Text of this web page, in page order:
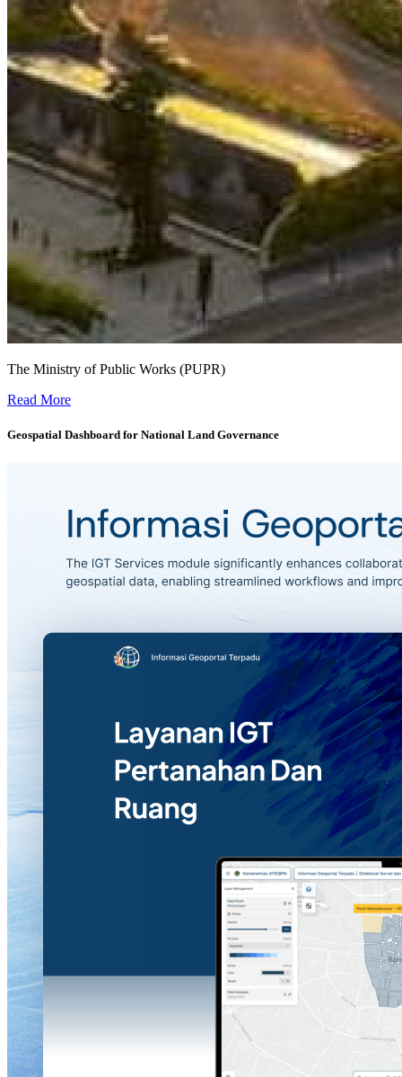
The Ministry of Public Works (PUPR)
City Information Modelling (CIM) -
Read More
Geospatial Dashboard for National Land Governance